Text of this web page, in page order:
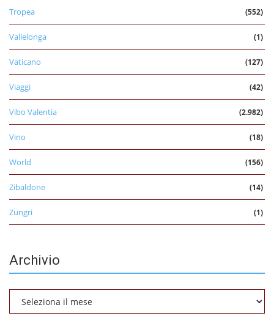
Tropea (552)
Vallelonga (1)
Vaticano (127)
Viaggi (42)
Vibo Valentia (2.982)
Vino (18)
World (156)
Zibaldone (14)
Zungri (1)
Archivio